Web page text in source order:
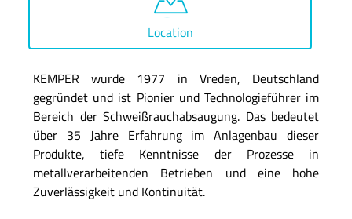
Location
KEMPER wurde 1977 in Vreden, Deutschland
gegründet und ist Pionier und Technologieführer im
Bereich der Schweißrauchabsaugung. Das bedeutet
über 35 Jahre Erfahrung im Anlagenbau dieser
Produkte, tiefe Kenntnisse der Prozesse in
metallverarbeitenden Betrieben und eine hohe
Zuverlässigkeit und Kontinuität.